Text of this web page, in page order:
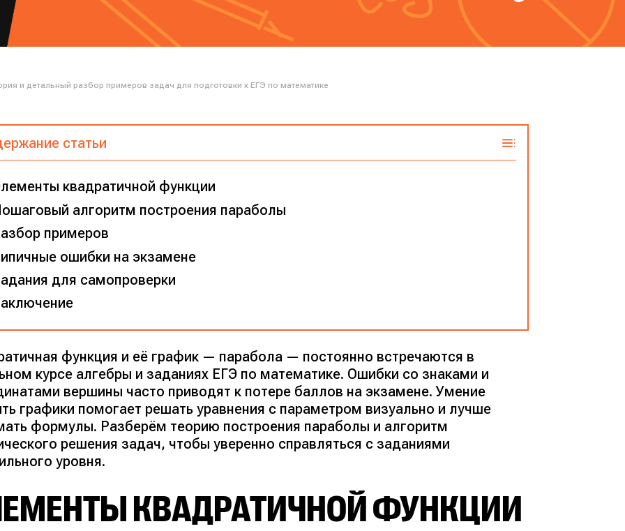
и детальный разбор примеров задач для подготовки к ЕГЭ по математике
статьи
квадратичной функции
алгоритм построения параболы
примеров
ошибки на экзамене
для самопроверки
функция и её график — парабола — постоянно встречаются в
курсе алгебры и заданиях ЕГЭ по математике. Ошибки со знаками и
вершины часто приводят к потере баллов на экзамене. Умение
графики помогает решать уравнения с параметром визуально и лучше
формулы. Разберём теорию построения параболы и алгоритм
решения задач, чтобы уверенно справляться с заданиями
уровня.
КВАДРАТИЧНОЙ ФУНКЦИИ